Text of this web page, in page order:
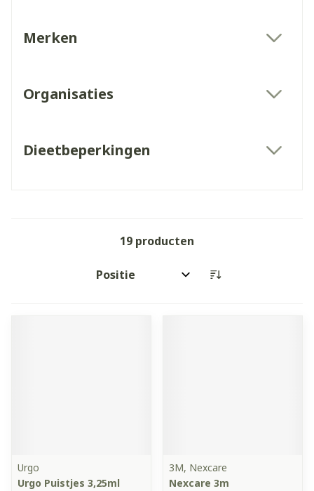
Merken
Organisaties
Dieetbeperkingen
19 producten
Sorteer op:
Urgo
Urgo Puistjes 3,25ml
3M, Nexcare
Nexcare 3m